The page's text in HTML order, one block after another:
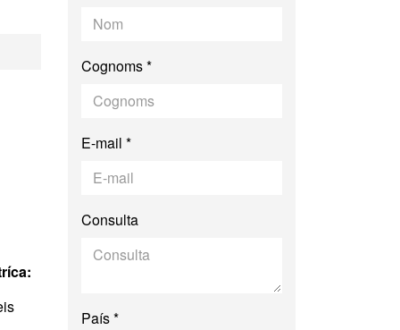
Cognoms *
E-mail *
Consulta
País *